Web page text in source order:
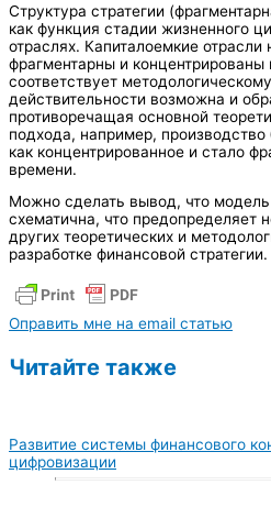
Структура стратегии
как функция стадии жизненного
отраслях. Капиталоемкие
фрагментарны и концентрированы
соответствует
действительности возможна и
противоречащая основной
подхода, например,
как концентрированное и стало
времени.
Можно сделать вывод, что модель
схематична, что предопределяет
других теоретических и
разработке финансовой стратегии.
Оправить мне на email статью
Читайте также
Развитие системы финансового
цифровизации